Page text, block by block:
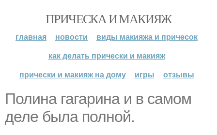
ПРИЧЕСКА И МАКИЯЖ
главная новости
виды макияжа и причесок
как делать прически и макияж
прически и макияж на дому
игры отзывы
Полина гагарина и в самом
деле была полной.